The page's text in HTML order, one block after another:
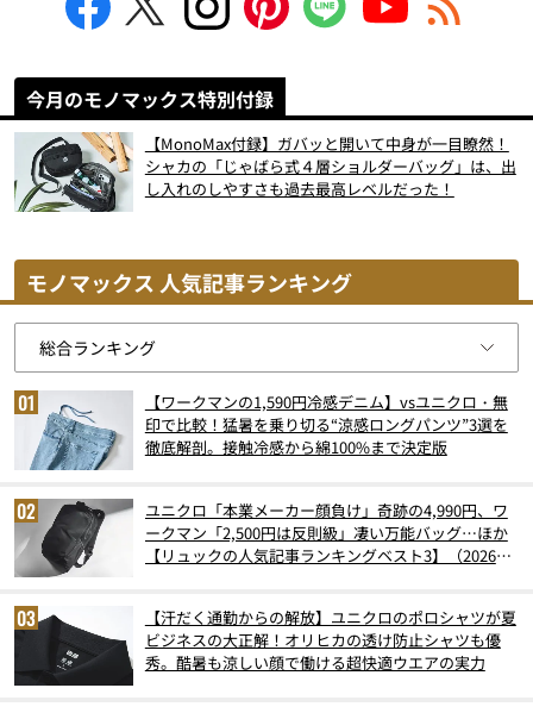
今月のモノマックス特別付録
【MonoMax付録】ガバッと開いて中身が一目瞭然！
シャカの「じゃばら式４層ショルダーバッグ」は、出
し入れのしやすさも過去最高レベルだった！
モノマックス 人気記事ランキング
【ワークマンの1,590円冷感デニム】vsユニクロ・無
印で比較！猛暑を乗り切る“涼感ロングパンツ”3選を
徹底解剖。接触冷感から綿100%まで決定版
ユニクロ「本業メーカー顔負け」奇跡の4,990円、ワ
ークマン「2,500円は反則級」凄い万能バッグ…ほか
【リュックの人気記事ランキングベスト3】（2026年
【汗だく通勤からの解放】ユニクロのポロシャツが夏
ビジネスの大正解！オリヒカの透け防止シャツも優
秀。酷暑も涼しい顔で働ける超快適ウエアの実力